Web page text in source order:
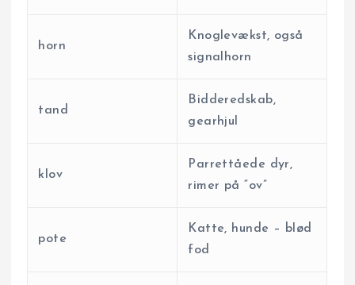
horn
Knoglevækst, også
signal­horn
tand
Bidderedskab,
gearhjul
klov
Parrettåede dyr,
rimer på “ov”
pote
Katte, hunde – blød
fod